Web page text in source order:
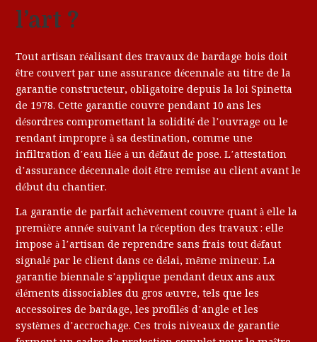
l’art ?
Tout artisan réalisant des travaux de bardage bois doit
être couvert par une assurance décennale au titre de la
garantie constructeur, obligatoire depuis la loi Spinetta
de 1978. Cette garantie couvre pendant 10 ans les
désordres compromettant la solidité de l’ouvrage ou le
rendant impropre à sa destination, comme une
infiltration d’eau liée à un défaut de pose. L’attestation
d’assurance décennale doit être remise au client avant le
début du chantier.
La garantie de parfait achèvement couvre quant à elle la
première année suivant la réception des travaux : elle
impose à l’artisan de reprendre sans frais tout défaut
signalé par le client dans ce délai, même mineur. La
garantie biennale s’applique pendant deux ans aux
éléments dissociables du gros œuvre, tels que les
accessoires de bardage, les profilés d’angle et les
systèmes d’accrochage. Ces trois niveaux de garantie